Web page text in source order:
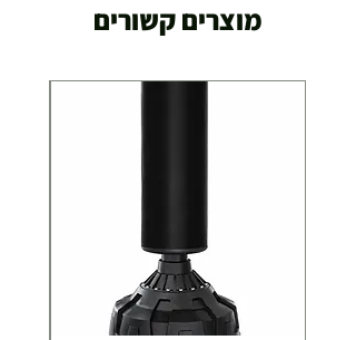
תוספת התקנה למכשירי כושר / מתקני חצר ושולחנות
איסוף עצמי ללא עלות מסניף טבריה . רחוב העצמאות 5
מוצרים קשורים